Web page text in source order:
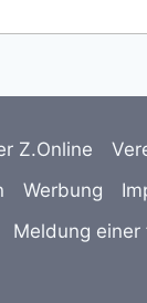
Z.Online
Werbung
Meldung einer